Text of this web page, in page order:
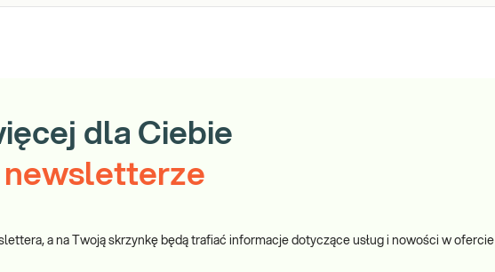
dla Ciebie
newsletterze
a na Twoją skrzynkę będą trafiać informacje dotyczące usług i nowości w ofercie